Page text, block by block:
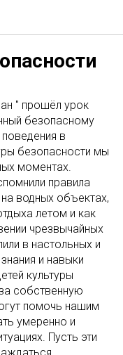
" прошёл урок
безопасному
в
безопасности мы
моментах.
правила
водных объектах,
летом и как
чрезвычайных
в настольных и
и навыки
культуры
собственную
помочь нашим
умеренно и
Пусть эти